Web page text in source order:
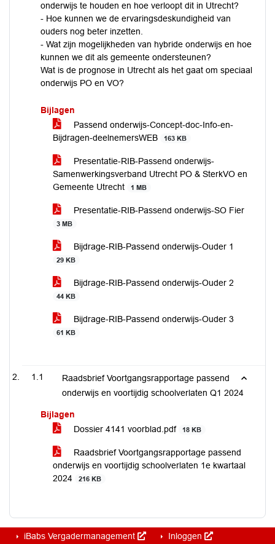
onderwijs te houden en hoe verloopt dit in Utrecht?
- Hoe kunnen we de ervaringsdeskundigheid van
ouders nog beter inzetten.
- Wat zijn mogelijkheden van hybride onderwijs en hoe
kunnen we dit als gemeente ondersteunen?
Wat is de prognose in Utrecht als het gaat om speciaal
onderwijs PO en VO?
Bijlagen
Passend onderwijs-Concept-doc-Info-en-
Bijdragen-deelnemersWEB
163 KB
Presentatie-RIB-Passend onderwijs-
Samenwerkingsverband Utrecht PO & SterkVO en
Gemeente Utrecht
1 MB
Presentatie-RIB-Passend onderwijs-SO Fier
3 MB
Bijdrage-RIB-Passend onderwijs-Ouder 1
29 KB
Bijdrage-RIB-Passend onderwijs-Ouder 2
44 KB
Bijdrage-RIB-Passend onderwijs-Ouder 3
61 KB
1.1
Raadsbrief Voortgangsrapportage passend
onderwijs en voortijdig schoolverlaten Q1 2024
Bijlagen
Dossier 4141 voorblad.pdf
18 KB
Raadsbrief Voortgangsrapportage passend
onderwijs en voortijdig schoolverlaten 1e kwartaal
2024
216 KB
iBabs Vergadermanagement Inloggen